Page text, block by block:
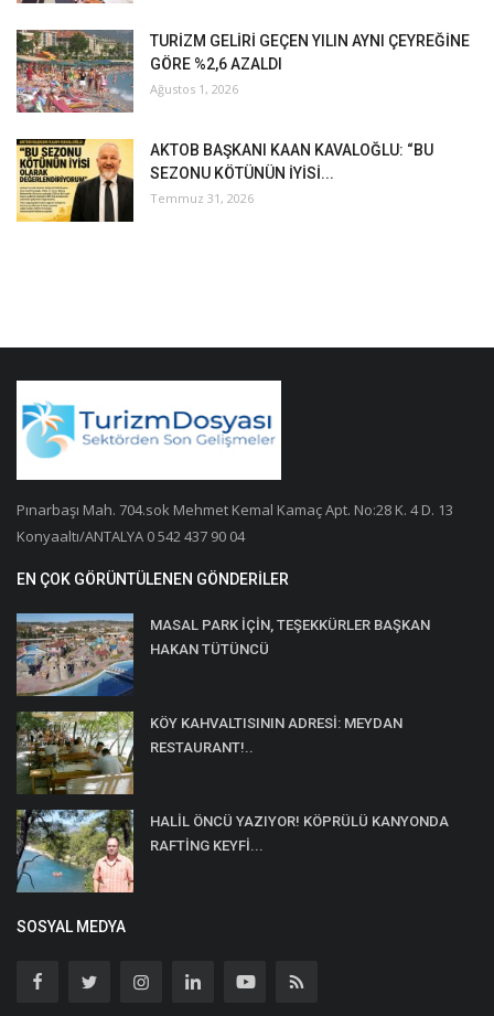
TURİZM GELİRİ GEÇEN YILIN AYNI ÇEYREĞİNE
GÖRE %2,6 AZALDI
Ağustos 1, 2026
AKTOB BAŞKANI KAAN KAVALOĞLU: “BU
SEZONU KÖTÜNÜN İYİSİ...
Temmuz 31, 2026
Pınarbaşı Mah. 704.sok Mehmet Kemal Kamaç Apt. No:28 K. 4 D. 13
Konyaaltı/ANTALYA 0 542 437 90 04
EN ÇOK GÖRÜNTÜLENEN GÖNDERILER
MASAL PARK İÇİN, TEŞEKKÜRLER BAŞKAN
HAKAN TÜTÜNCÜ
KÖY KAHVALTISININ ADRESİ: MEYDAN
RESTAURANT!..
HALİL ÖNCÜ YAZIYOR! KÖPRÜLÜ KANYONDA
RAFTİNG KEYFİ...
SOSYAL MEDYA